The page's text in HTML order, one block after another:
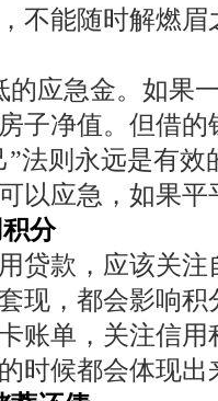
不能随时解燃眉
的应急金。如果
子净值。但借的
”法则永远是有
以应急，如果平
分
贷款，应该关
现，都会影响积
账单，关注信
时候都会体现出